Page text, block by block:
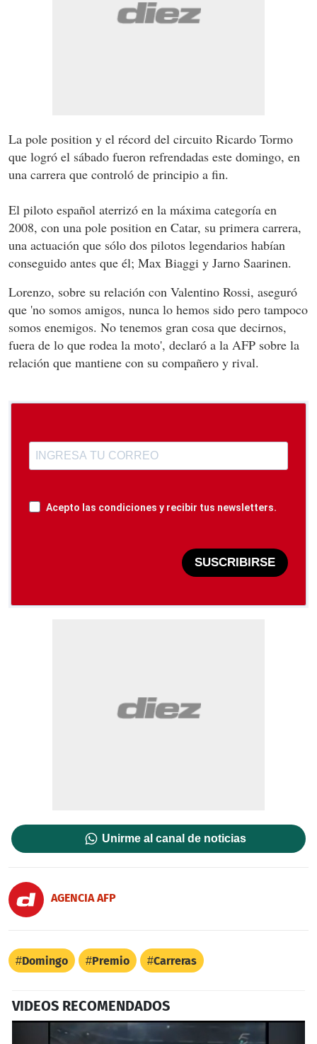
La pole position y el récord del circuito Ricardo Tormo
que logró el sábado fueron refrendadas este domingo, en
una carrera que controló de principio a fin.
El piloto español aterrizó en la máxima categoría en
2008, con una pole position en Catar, su primera carrera,
una actuación que sólo dos pilotos legendarios habían
conseguido antes que él; Max Biaggi y Jarno Saarinen.
Lorenzo, sobre su relación con Valentino Rossi, aseguró
que 'no somos amigos, nunca lo hemos sido pero tampoco
somos enemigos. No tenemos gran cosa que decirnos,
fuera de lo que rodea la moto', declaró a la AFP sobre la
relación que mantiene con su compañero y rival.
Acepto las condiciones y recibir tus newsletters.
SUSCRIBIRSE
Unirme al canal de noticias
AGENCIA AFP
Domingo Premio Carreras
VIDEOS RECOMENDADOS